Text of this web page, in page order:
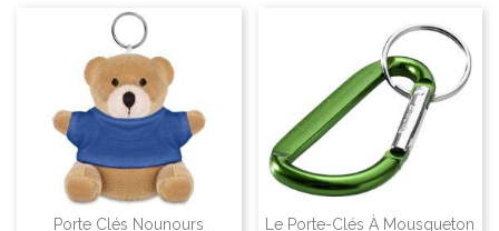
Porte Clés Nounours Le Porte-Clés À Mousqueton